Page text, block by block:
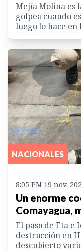
Mejía Molina es
golpea cuando
luego lo hace
NACIONALES
8:05 PM 19 nov.
Un enorme
Comayagua,
El paso de Eta e
destrucción en
descubierto